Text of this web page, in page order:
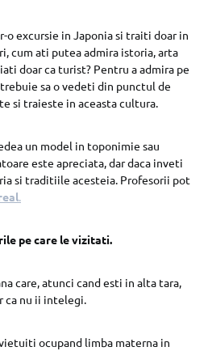
o excursie in Japonia si traiti doar in
cum ati putea admira istoria, arta
doar ca turist? Pentru a admira pe
sa o vedeti din punctul de
si traieste in aceasta cultura.
un model in toponimie sau
este apreciata, dar daca inveti
si traditiile acesteia. Profesorii pot
.
pe care le vizitati.
care, atunci cand esti in alta tara,
ca nu ii intelegi.
ocupand limba materna in